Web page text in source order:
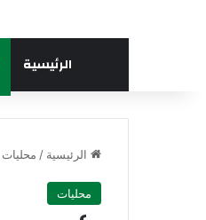
الرئيسية
الرئيسية / محليات
محليات